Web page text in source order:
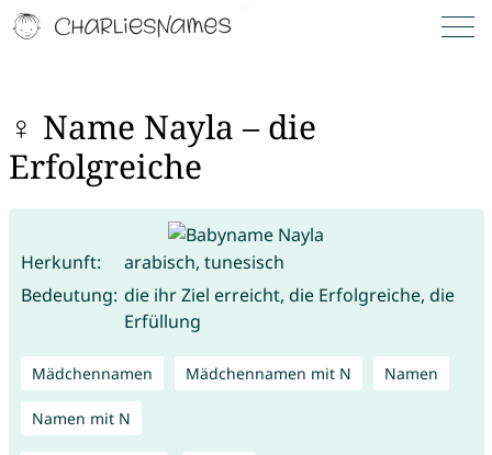
♀ Name Nayla – die
Erfolgreiche
Herkunft:
arabisch, tunesisch
Bedeutung: die ihr Ziel erreicht, die Erfolgreiche, die
Erfüllung
Mädchennamen Mädchennamen mit N Namen
Namen mit N